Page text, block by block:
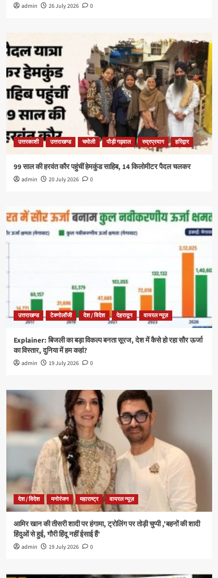
admin 26 July 2026 0
उत्तरकाशी उत्तराखण्ड चमोली पौड़ी गढ़वाल रुद्रप्रयाग हरिद्वार
99 साल की हरवंत कौर पहुंचीं हेमकुंड साहिब, 14 किलोमीटर पैदल चलकर
admin 20 July 2026 0
उत्तराखण्ड टेक्नोलॉजी देश / विदेश देहरादून वायरल न्यूज़
Explainer: बिजली का बड़ा विकल्प बनता सूरज, देश में कैसे हो रहा सौर ऊर्जा
का विस्तार, दुनिया में हम कहां?
admin 19 July 2026 0
देश / विदेश मनोरंजन महाराष्ट्र वायरल न्यूज़
आमिर खान की तीसरी शादी पर हंगामा, ट्रोलिंग पर तोड़ी चुप्पी ,’बहनों की शादी
हिंदुओं से हुई, गौरी हिंदू नहीं ईसाई हैं’
admin 19 July 2026 0